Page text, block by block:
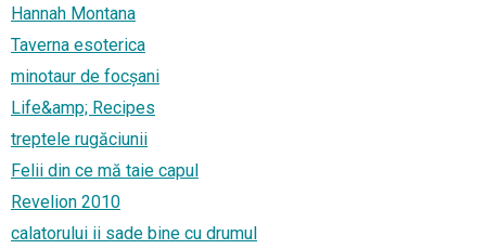
Hannah Montana
Taverna esoterica
minotaur de focșani
Life&amp; Recipes
treptele rugăciunii
Felii din ce mă taie capul
Revelion 2010
calatorului ii sade bine cu drumul